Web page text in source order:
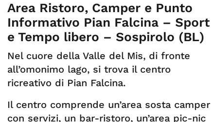
Area Ristoro, Camper e Punto
Informativo Pian Falcina – Sport
e Tempo libero – Sospirolo (BL)
Nel cuore della Valle del Mis, di fronte
all’omonimo lago, si trova il centro
ricreativo di Pian Falcina.
Il centro comprende un’area sosta camper
con servizi, un bar-ristoro, un’area pic-nic